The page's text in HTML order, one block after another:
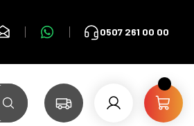
0507 261 00 00